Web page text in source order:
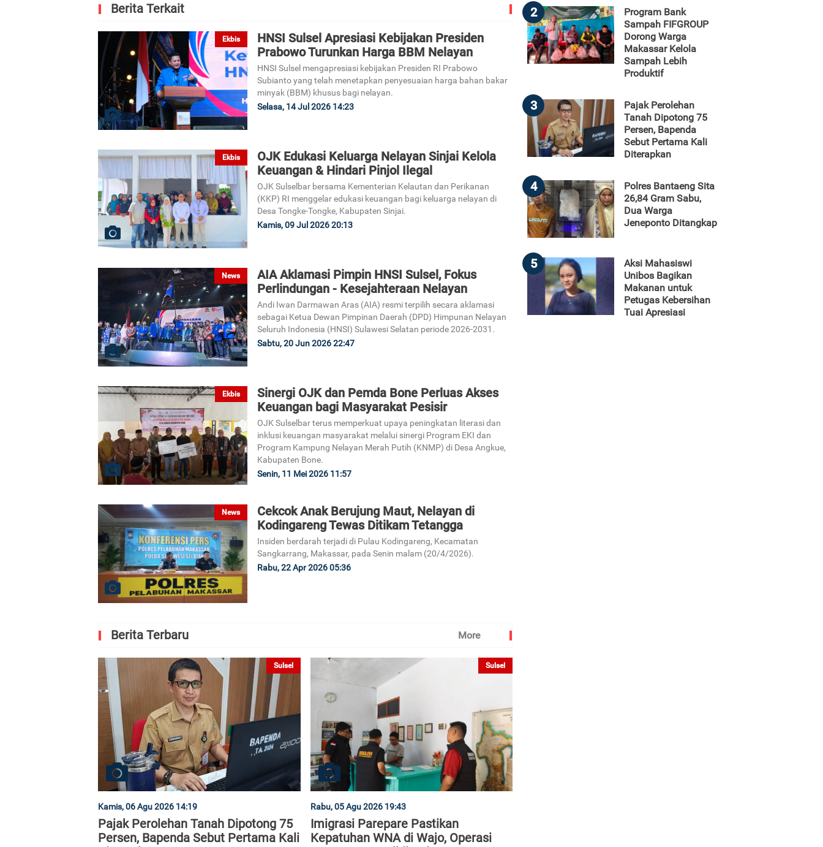
Berita Terkait
Ekbis
HNSI Sulsel Apresiasi Kebijakan Presiden
Prabowo Turunkan Harga BBM Nelayan
HNSI Sulsel mengapresiasi kebijakan Presiden RI Prabowo
Subianto yang telah menetapkan penyesuaian harga bahan bakar
minyak (BBM) khusus bagi nelayan.
Selasa, 14 Jul 2026 14:23
Ekbis
OJK Edukasi Keluarga Nelayan Sinjai Kelola
Keuangan & Hindari Pinjol Ilegal
OJK Sulselbar bersama Kementerian Kelautan dan Perikanan
(KKP) RI menggelar edukasi keuangan bagi keluarga nelayan di
Desa Tongke-Tongke, Kabupaten Sinjai.
Kamis, 09 Jul 2026 20:13
News
AIA Aklamasi Pimpin HNSI Sulsel, Fokus
Perlindungan - Kesejahteraan Nelayan
Andi Iwan Darmawan Aras (AIA) resmi terpilih secara aklamasi
sebagai Ketua Dewan Pimpinan Daerah (DPD) Himpunan Nelayan
Seluruh Indonesia (HNSI) Sulawesi Selatan periode 2026-2031.
Sabtu, 20 Jun 2026 22:47
Ekbis
Sinergi OJK dan Pemda Bone Perluas Akses
Keuangan bagi Masyarakat Pesisir
OJK Sulselbar terus memperkuat upaya peningkatan literasi dan
inklusi keuangan masyarakat melalui sinergi Program EKI dan
Program Kampung Nelayan Merah Putih (KNMP) di Desa Angkue,
Kabupaten Bone.
Senin, 11 Mei 2026 11:57
News
Cekcok Anak Berujung Maut, Nelayan di
Kodingareng Tewas Ditikam Tetangga
Insiden berdarah terjadi di Pulau Kodingareng, Kecamatan
Sangkarrang, Makassar, pada Senin malam (20/4/2026).
Rabu, 22 Apr 2026 05:36
Berita Terbaru More
Sulsel
Kamis, 06 Agu 2026 14:19
Pajak Perolehan Tanah Dipotong 75
Persen, Bapenda Sebut Pertama Kali
Sulsel
Rabu, 05 Agu 2026 19:43
Imigrasi Parepare Pastikan
Kepatuhan WNA di Wajo, Operasi
2
Program Bank
Sampah FIFGROUP
Dorong Warga
Makassar Kelola
Sampah Lebih
Produktif
3
Pajak Perolehan
Tanah Dipotong 75
Persen, Bapenda
Sebut Pertama Kali
Diterapkan
4
Polres Bantaeng Sita
26,84 Gram Sabu,
Dua Warga
Jeneponto Ditangkap
5
Aksi Mahasiswi
Unibos Bagikan
Makanan untuk
Petugas Kebersihan
Tuai Apresiasi